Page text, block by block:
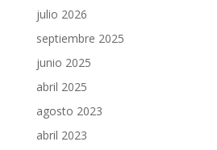
julio 2026
septiembre 2025
junio 2025
abril 2025
agosto 2023
abril 2023